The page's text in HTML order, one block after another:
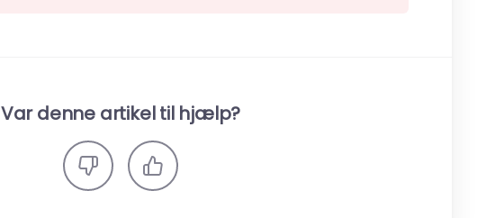
Var denne artikel til hjælp?